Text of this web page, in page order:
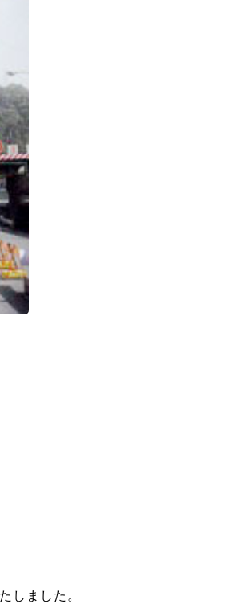
しました。